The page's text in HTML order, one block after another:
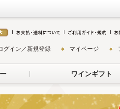
グイン／新規登録 マイページ
ワインギフト